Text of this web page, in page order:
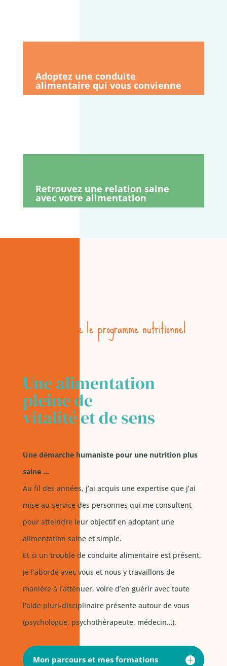
Adoptez une conduite
alimentaire qui vous convienne
Retrouvez une relation saine
avec votre alimentation
A qui s’adresse le programme nutritionnel
Une alimentation
pleine de
vitalité et de sens
Une démarche humaniste pour une nutrition plus
saine …
Au fil des années, j’ai acquis une expertise que j’ai
mise au service des personnes qui me consultent
pour atteindre leur objectif en adoptant une
alimentation saine et simple.
Et si un trouble de conduite alimentaire est présent,
je l’aborde avec vous et nous y travaillons de
manière à l’atténuer, voire d’en guérir avec toute
l’aide pluri-disciplinaire présente autour de vous
(psychologue, psychothérapeute, médecin…).
Mon parcours et mes formations